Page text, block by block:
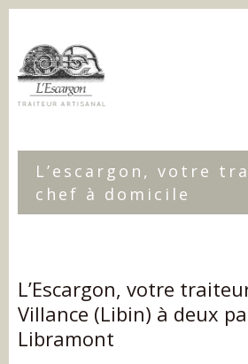
ACCUEIL
Chef à domicile
Livraisons
CONTACT
L’escargon, votre
chef à domicile
L’Escargon, votre
Villance (Libin) à deux
Libramont